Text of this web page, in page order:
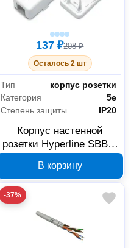
137 ₽208 ₽
Осталось 2 шт
Тип
корпус розетки
Категория
5е
Степень защиты
IP20
Корпус настенной
розетки Hyperline SBB3-
В корзину
-37%